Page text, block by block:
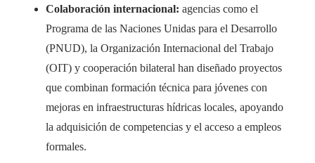
Colaboración internacional: agencias como el
Programa de las Naciones Unidas para el Desarrollo
(PNUD), la Organización Internacional del Trabajo
(OIT) y cooperación bilateral han diseñado proyectos
que combinan formación técnica para jóvenes con
mejoras en infraestructuras hídricas locales, apoyando
la adquisición de competencias y el acceso a empleos
formales.